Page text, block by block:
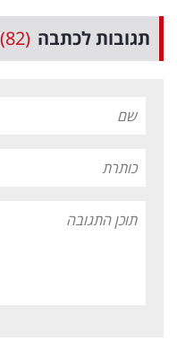
תגובות לכתבה (82)